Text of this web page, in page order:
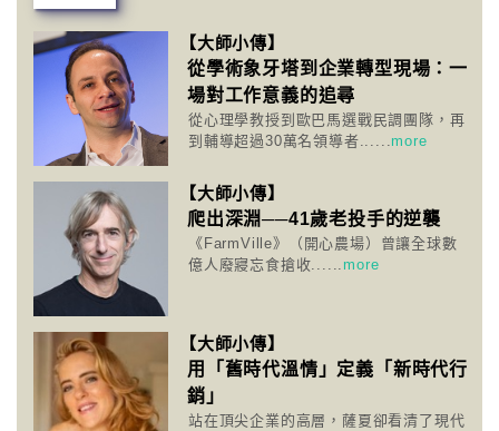
【大師小傳】
從學術象牙塔到企業轉型現場：一
場對工作意義的追尋
從心理學教授到歐巴馬選戰民調團隊，再
到輔導超過30萬名領導者......more
【大師小傳】
爬出深淵──41歲老投手的逆襲
《FarmVille》（開心農場）曾讓全球數
億人廢寢忘食搶收...... more
【大師小傳】
用「舊時代溫情」定義「新時代行
銷」
站在頂尖企業的高層，薩夏卻看清了現代